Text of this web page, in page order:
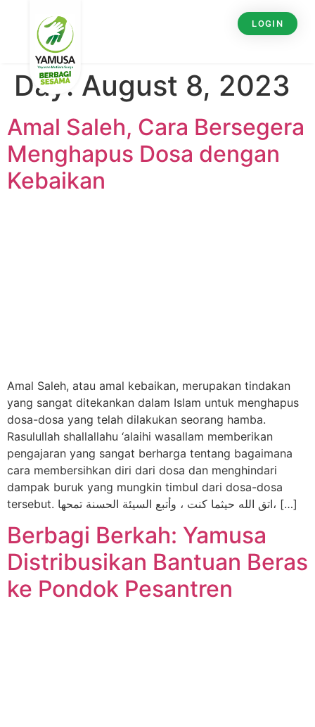
LOGIN
Day: August 8, 2023
Amal Saleh, Cara Bersegera
Menghapus Dosa dengan
Kebaikan
Amal Saleh, atau amal kebaikan, merupakan tindakan
yang sangat ditekankan dalam Islam untuk menghapus
dosa-dosa yang telah dilakukan seorang hamba.
Rasulullah shallallahu ‘alaihi wasallam memberikan
pengajaran yang sangat berharga tentang bagaimana
cara membersihkan diri dari dosa dan menghindari
dampak buruk yang mungkin timbul dari dosa-dosa
tersebut. اتق الله حيثما كنت ، وأتبع السيئة الحسنة تمحها، […]
Berbagi Berkah: Yamusa
Distribusikan Bantuan Beras
ke Pondok Pesantren